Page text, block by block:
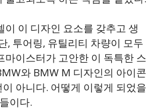
이 이 디자인 요소를 갖추고 생
, 투어링, 유틸리티 차량이 모두
마이스터가 고안한 이 독특한 스
와 BMW M 디자인의 아이콘
아니다. 어떻게 이렇게 되었을
이다.